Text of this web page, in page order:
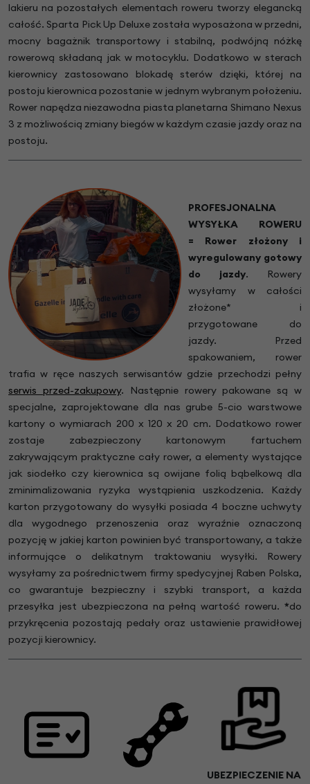
lakieru na pozostałych elementach roweru tworzy elegancką
całość. Sparta Pick Up Deluxe została wyposażona w przedni,
mocny bagażnik transportowy i stabilną, podwójną nóżkę
rowerową składaną jak w motocyklu. Dodatkowo w sterach
kierownicy zastosowano blokadę sterów dzięki, której na
postoju kierownica pozostanie w jednym wybranym położeniu.
Rower napędza niezawodna piasta planetarna Shimano Nexus
3 z możliwością zmiany biegów w każdym czasie jazdy oraz na
postoju.
PROFESJONALNA
WYSYŁKA ROWERU
= Rower złożony i
wyregulowany gotowy
do jazdy.
Rowery
wysyłamy w całości
złożone* i
przygotowane do
jazdy. Przed
spakowaniem, rower
trafia w ręce naszych serwisantów gdzie przechodzi pełny
serwis przed-zakupowy. Następnie rowery pakowane są w
specjalne, zaprojektowane dla nas grube 5-cio warstwowe
kartony o wymiarach 200 x 120 x 20 cm. Dodatkowo rower
zostaje zabezpieczony kartonowym fartuchem
zakrywającym praktyczne cały rower, a elementy wystające
jak siodełko czy kierownica są owijane folią bąbelkową dla
zminimalizowania ryzyka wystąpienia uszkodzenia. Każdy
karton przygotowany do wysyłki posiada 4 boczne uchwyty
dla wygodnego przenoszenia oraz wyraźnie oznaczoną
pozycję w jakiej karton powinien być transportowany, a także
informujące o delikatnym traktowaniu wysyłki. Rowery
wysyłamy za pośrednictwem firmy spedycyjnej Raben Polska,
co gwarantuje bezpieczny i szybki transport, a każda
przesyłka jest ubezpieczona na pełną wartość roweru. *do
przykręcenia pozostają pedały oraz ustawienie prawidłowej
pozycji kierownicy.
UBEZPIECZENIE NA